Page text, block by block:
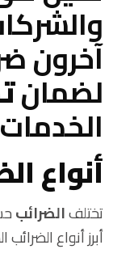
آخرون
لضمان
أنواع
تختلفالضرائب
أبرز أنواع